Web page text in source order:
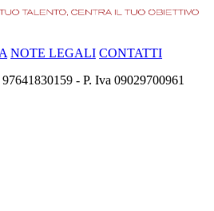
NOTE LEGALI CONTATTI
- P. Iva 09029700961